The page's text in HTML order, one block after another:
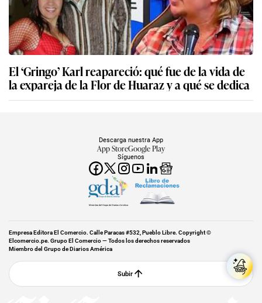
El ‘Gringo’ Karl reapareció: qué fue de la vida de
la expareja de la Flor de Huaraz y a qué se dedica
Síguenos
Descarga nuestra App
App StoreGoogle Play
Miembro del Grupo de Diarios América
Empresa Editora El Comercio. Calle Paracas #532, Pueblo Libre. Copyright ©
Elcomercio.pe. Grupo El Comercio — Todos los derechos reservados
Miembro del Grupo de Diarios América
Subir